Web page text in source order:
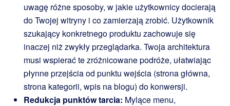
uwagę różne sposoby, w jakie użytkownicy docierają
do Twojej witryny i co zamierzają zrobić. Użytkownik
szukający konkretnego produktu zachowuje się
inaczej niż zwykły przeglądarka. Twoja architektura
musi wspierać te zróżnicowane podróże, ułatwiając
płynne przejścia od punktu wejścia (strona główna,
strona kategorii, wpis na blogu) do konwersji.
Redukcja punktów tarcia: Mylące menu,